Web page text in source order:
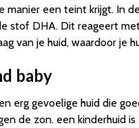
manier een teint krijgt. In
stof DHA. Dit reageert
van je huid, waardoor je
baby
erg gevoelige huid die
de zon. een kinderhuid is